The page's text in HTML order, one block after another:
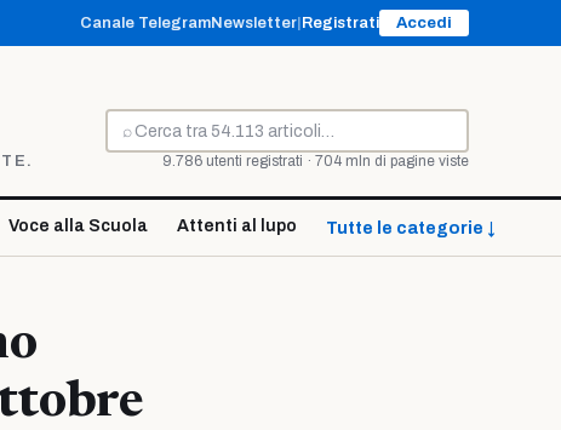
Canale TelegramNewsletter Registrati Accedi
⌕
Cerca
9.786 utenti registrati · 704 mln di pagine viste
Voce alla Scuola Attenti al lupo Tutte le categorie ↓